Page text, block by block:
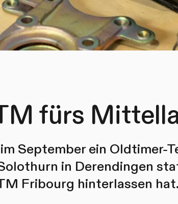
fürs
September ein Oldtimer-
in Derendingen
Fribourg hinterlassen